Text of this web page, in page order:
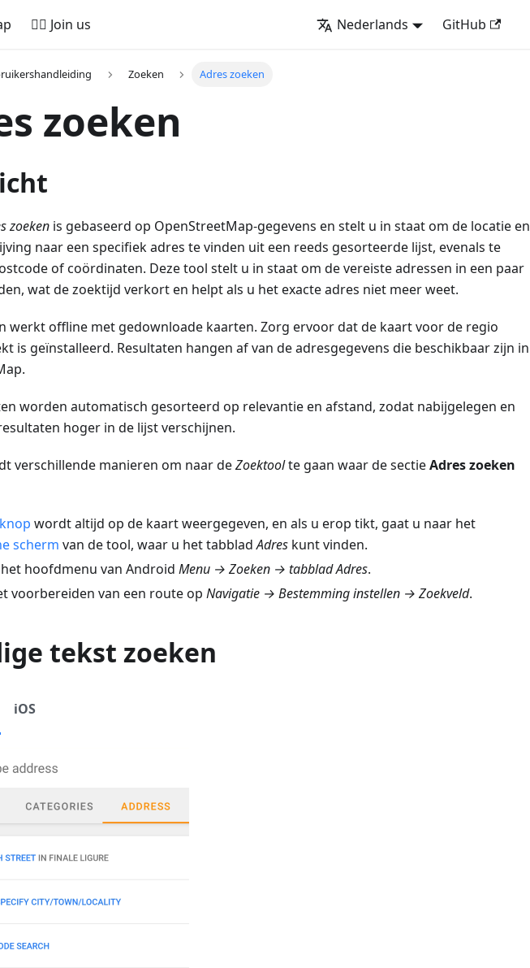
🚵‍♂️ Join us Nederlands GitHub
Zoeken Adres zoeken
zoeken
zoeken is gebaseerd op OpenStreetMap-gegevens en stelt u in staat om de locatie en
naar een specifiek adres te vinden uit een reeds gesorteerde lijst, evenals te
of coördinaten. Deze tool stelt u in staat om de vereiste adressen in een paar
wat de zoektijd verkort en helpt als u het exacte adres niet meer weet.
werkt offline met gedownloade kaarten. Zorg ervoor dat de kaart voor de regio
is geïnstalleerd. Resultaten hangen af van de adresgegevens die beschikbaar zijn in
worden automatisch gesorteerd op relevantie en afstand, zodat nabijgelegen en
hoger in de lijst verschijnen.
verschillende manieren om naar deZoektoolte gaan waar de sectieAdres zoeken
wordt altijd op de kaart weergegeven, en als u erop tikt, gaat u naar het
scherm van de tool, waar u het tabbladAdres kunt vinden.
hoofdmenu van Android Menu → Zoeken → tabblad Adres.
voorbereiden van een route op Navigatie → Bestemming instellen → Zoekveld.
tekst zoeken
iOS